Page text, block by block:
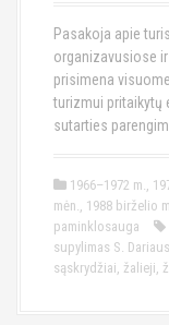
Pasakoja apie
organizavusiose
prisimena
turizmui pritaikytų
sutarties
1966–1972 m.,
mėn., 1988 birželio
paminklosauga
supylimas S.
sąskrydžiai, žalieji,